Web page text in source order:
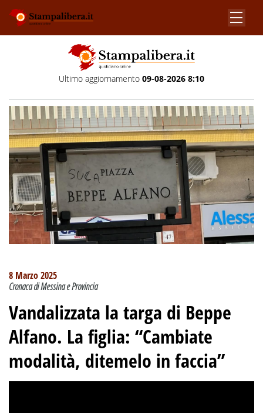
Ultimo aggiornamento 09-08-2026 8:10
8 Marzo 2025
Cronaca di Messina e Provincia
Vandalizzata la targa di Beppe
Alfano. La figlia: “Cambiate
modalità, ditemelo in faccia”